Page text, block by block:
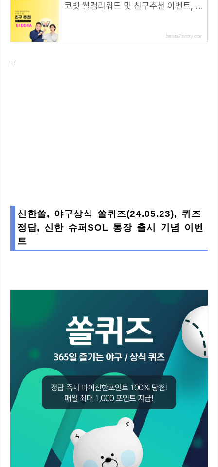
코빗 웰컴리워드 및 친구추천 이벤트, 리워드 5000원!( 추천 코드 : B1DD4A )
barista7.tistory.com
=
신한쏠, 야구상식 쏠퀴즈(24.05.23), 퀴즈
정답, 신한 슈퍼SOL 통장 출시 기념 이벤
트